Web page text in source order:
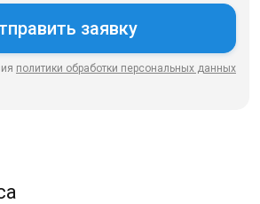
политики обработки персональных данных